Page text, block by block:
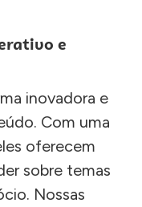
e
inovadora e
Com uma
oferecem
sobre temas
Nossas